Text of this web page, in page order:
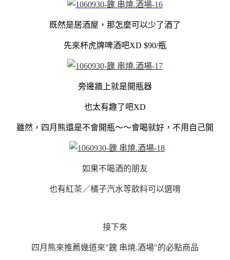
既然是居酒屋，那怎麼可以少了酒了
先來杯虎牌啤酒吧XD $90/瓶
旁邊牆上就是開瓶器
也太有趣了吧XD
雖然，四月熊還是不會開瓶～～會喝就好，不用自己開
如果不喝酒的朋友
也有紅茶／橘子汽水等飲料可以選唷
接下來
四月熊來推薦幾道來"餽 串燒.酒場"的必點商品